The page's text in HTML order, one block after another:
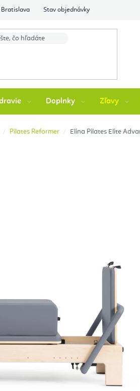
Stav objednávky
Doplnky Zľavy
Pilates Reformer Elina Pilates Elite